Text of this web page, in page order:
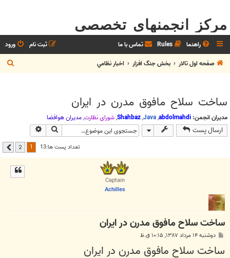
مرکز انجمنهای تخصصی
راهنما Rules تماس با ما ورود
ثبت نام
صفحه اول تالار
بخش جنگ افزار اخبار نظامي
ج
س
ساخت سلاح مافوق مدرن در ایران
مدیران انجمن: abdolmahdi
,
Java
,
Shahbaz
,شوراي نظارت,مديران هوافضا
ارسال پست جستجو
تعداد پست ها:13 2 بعدی
Captain
Achilles
ساخت سلاح مافوق مدرن در ایران
پ
ت
دوشنبه ۱۴ مرداد ۱۳۸۷, ۱۰:۱۵ ق.ظ
ساخت سلاح مافوق مدرن در ایران